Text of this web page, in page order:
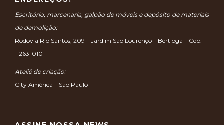
ENDEREÇOS:
Escritório, marcenaria, galpão de móveis e depósito de materiais
de demolição:
Rodovia Rio Santos, 209 – Jardim São Lourenço – Bertioga – Cep:
11263-010
Ateliê de criação:
City América – São Paulo